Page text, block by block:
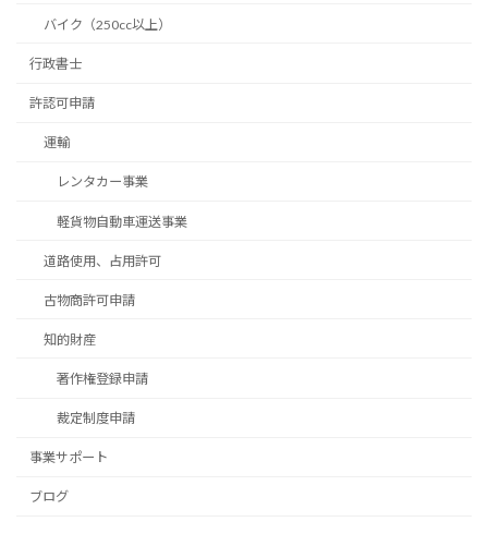
バイク（250cc以上）
行政書士
許認可申請
運輸
レンタカー事業
軽貨物自動車運送事業
道路使用、占用許可
古物商許可申請
知的財産
著作権登録申請
裁定制度申請
事業サポート
ブログ